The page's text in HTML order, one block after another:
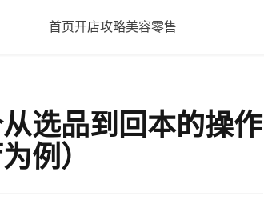
首页开店攻略美容零售
选品到回本的操作
例）